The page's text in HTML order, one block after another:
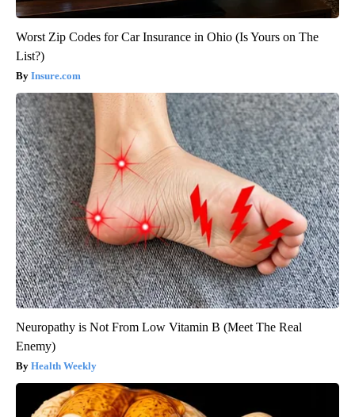
Worst Zip Codes for Car Insurance in Ohio (Is Yours on The
List?)
Insure.com
Neuropathy is Not From Low Vitamin B (Meet The Real
Enemy)
Health Weekly